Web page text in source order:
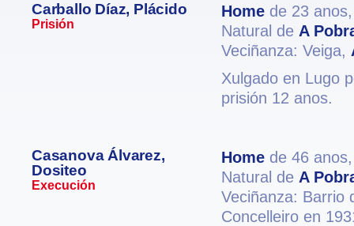
Carballo Díaz, Plácido
Prisión
Home de 23
Natural de A
Veciñanza: Veiga,
Xulgado en Lugo
prisión 12 anos.
Casanova Álvarez,
Dositeo
Execución
Home de 46
Natural de A
Veciñanza: Barrio
Concelleiro en